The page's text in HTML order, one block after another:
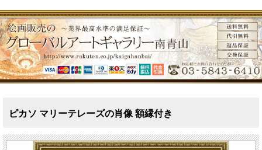
ピカソ マリーテレーズの肖像 額縁付き